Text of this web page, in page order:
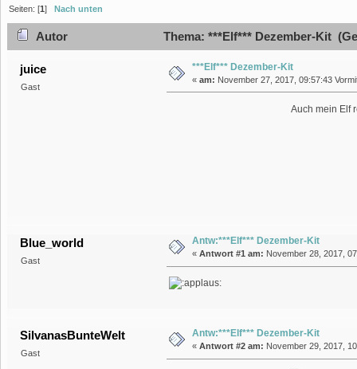
Seiten: [1] Nach unten
Autor Thema: ***Elf*** Dezember-Kit
juice
Gast
***Elf*** Dezember-Kit
« am: November 27, 2017, 09:57:43
Auch mein Elf
Blue_world
Gast
Antw:***Elf*** Dezember-Kit
« Antwort #1 am: November 28, 2017,
SilvanasBunteWelt
Gast
Antw:***Elf*** Dezember-Kit
« Antwort #2 am: November 29, 2017,